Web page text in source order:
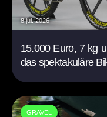
8 jul. 2026
15.000 Euro, 7 kg
das spektakuläre
GRAVEL